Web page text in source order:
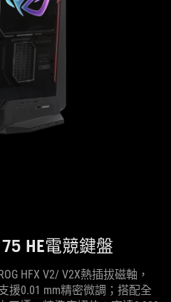
75 HE電競鍵盤
HFX V2/ V2X熱插拔磁軸，
援0.01 mm精密微調；搭配全